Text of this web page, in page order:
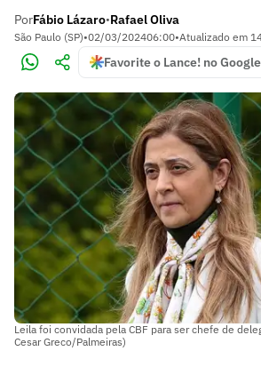
PorFábio Lázaro•Rafael Oliva
São Paulo (SP)•02/03/202406:00•Atualizado em
Favorite o Lance! no Google
Leila foi convidada pela CBF para ser chefe de
Cesar Greco/Palmeiras)